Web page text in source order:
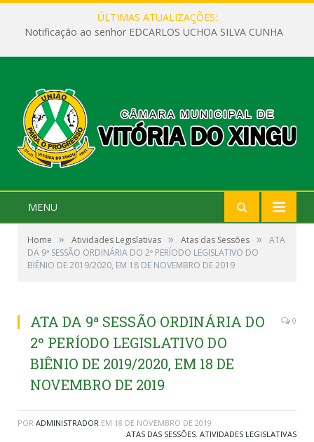
ÚLTIMAS ATUALIZAÇÕES:
Notificação ao senhor EDCARLOS UCHOA SILVA CUNHA
MENU
Home » Atividades Legislativas » Atas das Sessões »
ATA
DA 9ª SESSÃO ORDINÁRIA DO 2º PERÍODO LEGISLATIVO DO
BIÊNIO DE 2019/2020, EM 18 DE NOVEMBRO DE 2019
ATA DA 9ª SESSÃO ORDINÁRIA DO
2º PERÍODO LEGISLATIVO DO
BIÊNIO DE 2019/2020, EM 18 DE
NOVEMBRO DE 2019
0
POR ADMINISTRADOR EM 18 DE NOVEMBRO DE 2019
ATAS DAS SESSÕES, ATIVIDADES LEGISLATIVAS